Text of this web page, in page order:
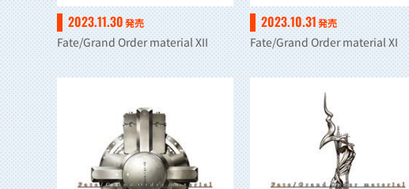
2023.11.30発売
Fate/Grand Order material XII
2023.10.31発売
Fate/Grand Order material XI